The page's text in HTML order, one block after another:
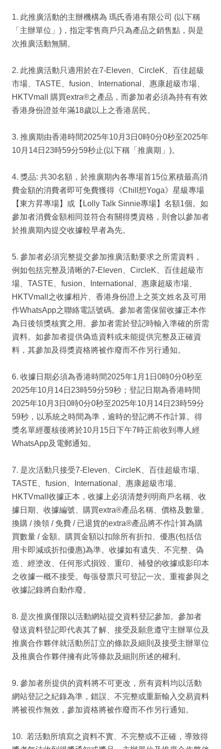
1. 此推廣活動的主辦機構為 瑪氏香港有限公司 (以下稱
「主辦單位」)，指定零售商戶只為產品之銷售點，與是
次推廣活動無關。
2. 此推廣活動只適用於在7-Eleven、CircleK、百佳超級
市場、TASTE、fusion、International、惠康超級市場、
HKTVmall 購買extra®之產品，而參加者必須為持有有效
香港身份證並年滿18歲以上之香港居民。
3. 推廣期由香港時間2025年10月3日0時0分0秒至2025年
10月14日23時59分59秒止(以下稱「推廣期」)。
4. 獎品: 共30名額，於推廣期內各專場首15位累積最高消
費金額的消費者即可免費獲得《Chill想Yoga》星級專場
【東方昇專場】或【Lolly Talk Sinnie專場】名額1個。如
參加者消費金額相同並符合有關得獎資格，則會以參加者
於推廣期內提交收據較早者為先。
5. 參加者必須完整提交參加推廣活動要求之所需資料，
例如包括完整及清晰的7-Eleven、CircleK、百佳超級市
場、TASTE、fusion、International、惠康超級市場、
HKTVmall之收據相片、香港身份證上之英文姓名及可用
作WhatsApp之聯絡電話號碼。參加者需保留收據正本作
為日後領獎核實之用。參加者需於登記時輸入準確的所需
資料。如參加者提供偽造資料或未能提供完整及正確資
料，其參加及得獎資格將被作廢而不作另行通知。
6. 收據日期必須為香港時間2025年1月1日0時0分0秒至
2025年10月14日23時59分59秒；登記日期為香港時間
2025年10月3日0時0分0秒至2025年10月14日23時59分
59秒，以系統之時間為準，逾時的登記將不作計算。得
獎名單經覆核後將於10月15日下午7時正前收到專人經
WhatsApp及電郵通知。
7. 是次活動只接受7-Eleven、CircleK、百佳超級市場、
TASTE、fusion、International、惠康超級市場、
HKTVmall收據正本，收據上必須清楚列明商戶名稱、收
據日期、收據編號、購買extra®產品名稱、價格及數量。
換購 / 換領 / 免費 / 已退貨的extra®產品將不作計算為購
買數量 / 金額。購買金額以扣除所有折扣、優惠(包括信
用卡即減或折扣優惠)為準。收據如有遺失、不完整、偽
造、經塗改、任何形式損毀、重印、補發的收據或影印本
之收據一概不接受。每張發票只可登記一次。重複參與之
收據記錄將自動作廢。
8. 是次推廣僅限以活動網站提交資料登記參加。參加者
發送資料登記即代表其了解、接受及願意遵守主辦單位及
推廣合作夥伴就活動所訂立的條款及細則及接受主辦單位
及推廣合作夥伴擁有此等條款及細則所述的權利。
9. 參加者所提供的資料將不可更改，所有資料均以活動
網站登記之紀錄為準，錯誤、不完整或重新輸入交易資料
將被視作無效，參加資格將被作廢而不作另行通知。
10. 若活動所填寫之資料不實、不完整或不正確，導致得